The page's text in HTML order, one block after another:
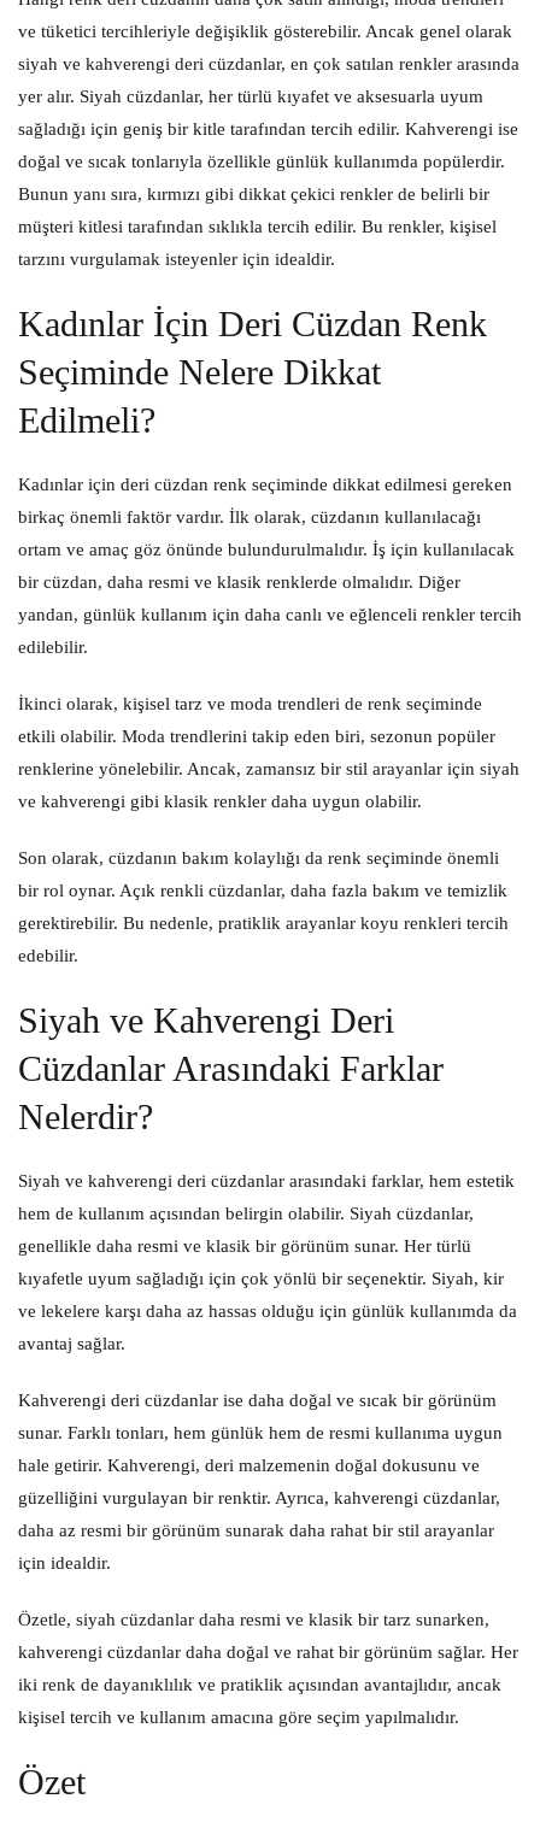
ve tüketici tercihleriyle değişiklik gösterebilir. Ancak genel olarak
siyah ve kahverengi deri cüzdanlar, en çok satılan renkler arasında
yer alır. Siyah cüzdanlar, her türlü kıyafet ve aksesuarla uyum
sağladığı için geniş bir kitle tarafından tercih edilir. Kahverengi ise
doğal ve sıcak tonlarıyla özellikle günlük kullanımda popülerdir.
Bunun yanı sıra, kırmızı gibi dikkat çekici renkler de belirli bir
müşteri kitlesi tarafından sıklıkla tercih edilir. Bu renkler, kişisel
tarzını vurgulamak isteyenler için idealdir.
Kadınlar İçin Deri Cüzdan Renk
Seçiminde Nelere Dikkat
Edilmeli?
Kadınlar için deri cüzdan renk seçiminde dikkat edilmesi gereken
birkaç önemli faktör vardır. İlk olarak, cüzdanın kullanılacağı
ortam ve amaç göz önünde bulundurulmalıdır. İş için kullanılacak
bir cüzdan, daha resmi ve klasik renklerde olmalıdır. Diğer
yandan, günlük kullanım için daha canlı ve eğlenceli renkler tercih
edilebilir.
İkinci olarak, kişisel tarz ve moda trendleri de renk seçiminde
etkili olabilir. Moda trendlerini takip eden biri, sezonun popüler
renklerine yönelebilir. Ancak, zamansız bir stil arayanlar için siyah
ve kahverengi gibi klasik renkler daha uygun olabilir.
Son olarak, cüzdanın bakım kolaylığı da renk seçiminde önemli
bir rol oynar. Açık renkli cüzdanlar, daha fazla bakım ve temizlik
gerektirebilir. Bu nedenle, pratiklik arayanlar koyu renkleri tercih
edebilir.
Siyah ve Kahverengi Deri
Cüzdanlar Arasındaki Farklar
Nelerdir?
Siyah ve kahverengi deri cüzdanlar arasındaki farklar, hem estetik
hem de kullanım açısından belirgin olabilir. Siyah cüzdanlar,
genellikle daha resmi ve klasik bir görünüm sunar. Her türlü
kıyafetle uyum sağladığı için çok yönlü bir seçenektir. Siyah, kir
ve lekelere karşı daha az hassas olduğu için günlük kullanımda da
avantaj sağlar.
Kahverengi deri cüzdanlar ise daha doğal ve sıcak bir görünüm
sunar. Farklı tonları, hem günlük hem de resmi kullanıma uygun
hale getirir. Kahverengi, deri malzemenin doğal dokusunu ve
güzelliğini vurgulayan bir renktir. Ayrıca, kahverengi cüzdanlar,
daha az resmi bir görünüm sunarak daha rahat bir stil arayanlar
için idealdir.
Özetle, siyah cüzdanlar daha resmi ve klasik bir tarz sunarken,
kahverengi cüzdanlar daha doğal ve rahat bir görünüm sağlar. Her
iki renk de dayanıklılık ve pratiklik açısından avantajlıdır, ancak
kişisel tercih ve kullanım amacına göre seçim yapılmalıdır.
Özet